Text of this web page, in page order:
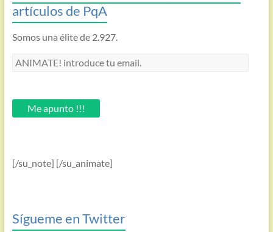
artículos de PqA
Somos una élite de 2.927.
ANIMATE!
email.Me apunto !!!
[/su_note] [/su_animate]
Sígueme en Twitter